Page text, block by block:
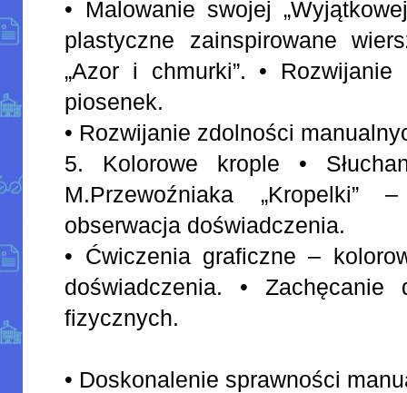
• Malowanie swojej
plastyczne zainspirowane
„Azor i chmurki”. • Rozwijanie
piosenek.
• Rozwijanie zdolności
5. Kolorowe krople •
M.Przewoźniaka „Kropelki”
obserwacja doświadczenia.
• Ćwiczenia graficzne –
doświadczenia. •
fizycznych.
• Doskonalenie sprawności